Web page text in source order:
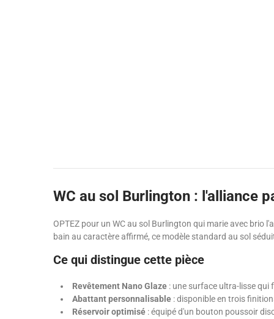
WC au sol Burlington : l'alliance
OPTEZ pour un WC au sol Burlington qui marie avec brio
bain au caractère affirmé, ce modèle standard au sol
Ce qui distingue cette pièce
Revêtement Nano Glaze : une surface ultra-lisse qui
Abattant personnalisable : disponible en trois
Réservoir optimisé : équipé d'un bouton poussoir